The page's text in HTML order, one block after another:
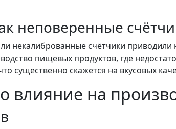
неповеренные
некалиброванные счётчики
пищевых продуктов, где
существенно скажется на вкусовых
влияние на